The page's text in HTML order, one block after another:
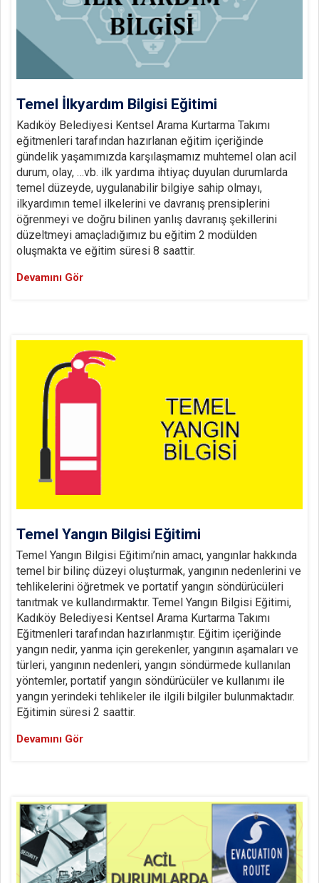
Temel İlkyardım Bilgisi Eğitimi
Kadıköy Belediyesi Kentsel Arama Kurtarma Takımı
eğitmenleri tarafından hazırlanan eğitim içeriğinde
gündelik yaşamımızda karşılaşmamız muhtemel olan acil
durum, olay, …vb. ilk yardıma ihtiyaç duyulan durumlarda
temel düzeyde, uygulanabilir bilgiye sahip olmayı,
ilkyardımın temel ilkelerini ve davranış prensiplerini
öğrenmeyi ve doğru bilinen yanlış davranış şekillerini
düzeltmeyi amaçladığımız bu eğitim 2 modülden
oluşmakta ve eğitim süresi 8 saattir.
Devamını Gör
Temel Yangın Bilgisi Eğitimi
Temel Yangın Bilgisi Eğitimi’nin amacı, yangınlar hakkında
temel bir bilinç düzeyi oluşturmak, yangının nedenlerini ve
tehlikelerini öğretmek ve portatif yangın söndürücüleri
tanıtmak ve kullandırmaktır. Temel Yangın Bilgisi Eğitimi,
Kadıköy Belediyesi Kentsel Arama Kurtarma Takımı
Eğitmenleri tarafından hazırlanmıştır. Eğitim içeriğinde
yangın nedir, yanma için gerekenler, yangının aşamaları ve
türleri, yangının nedenleri, yangın söndürmede kullanılan
yöntemler, portatif yangın söndürücüler ve kullanımı ile
yangın yerindeki tehlikeler ile ilgili bilgiler bulunmaktadır.
Eğitimin süresi 2 saattir.
Devamını Gör